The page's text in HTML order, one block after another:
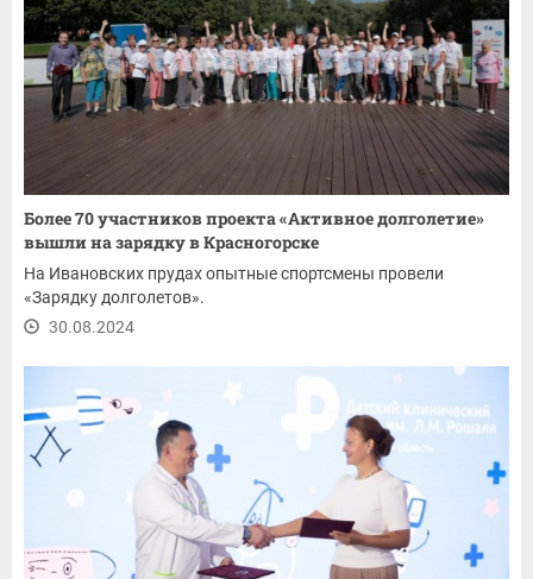
Более 70 участников проекта «Активное долголетие»
вышли на зарядку в Красногорске
На Ивановских прудах опытные спортсмены провели
«Зарядку долголетов».
30.08.2024